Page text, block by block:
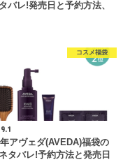
バレ!発売日と予約方法、
コスメ福袋
アヴェダ(AVEDA)福袋の
タバレ!予約方法と発売日